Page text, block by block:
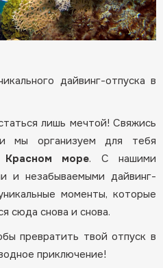
дайвинг-отпуска в
лишь мечтой! Свяжись
мы организуем для тебя
Красном море. С нашими
и незабываемыми дайвинг-
моменты, которые
сюда снова и снова.
превратить твой отпуск в
приключение!